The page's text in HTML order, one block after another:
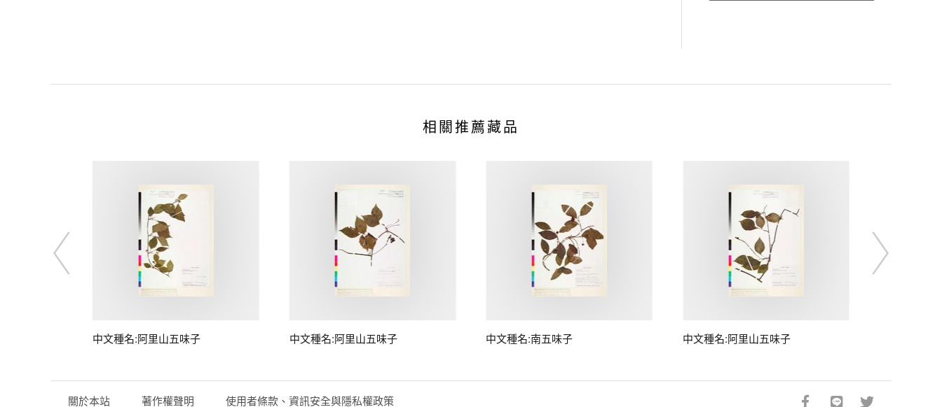
相關推薦藏品
中文種名:阿里山五味子 中文種名:阿里山五味子 中文種名:南五味子 中文種名:阿里山五味子
關於本站 著作權聲明 使用者條款、資訊安全與隱私權政策